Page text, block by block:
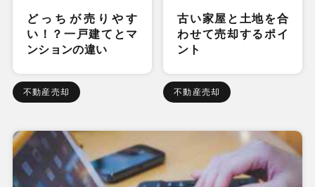
どっちが売りやす
い！？一戸建てとマ
ンションの違い
不動産売却
古い家屋と土地を合
わせて売却するポイ
ント
不動産売却